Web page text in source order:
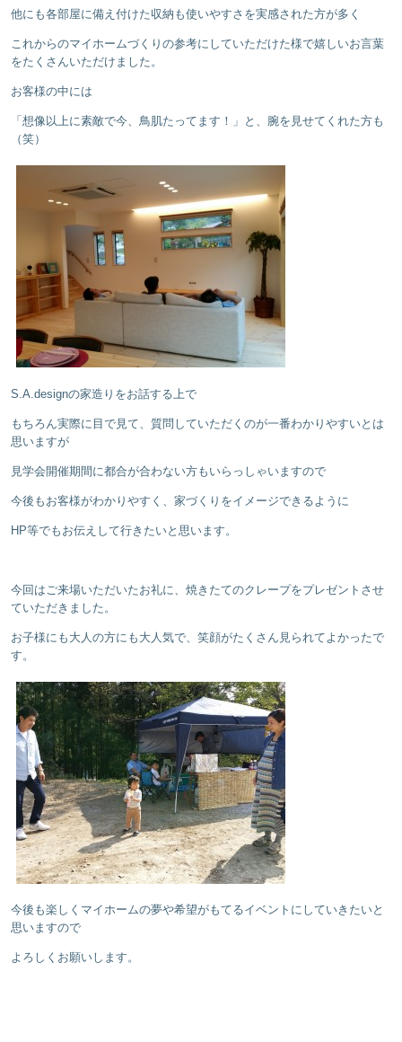
他にも各部屋に備え付けた収納も使いやすさを実感された方が多く
これからのマイホームづくりの参考にしていただけた様で嬉しいお言葉
をたくさんいただけました。
お客様の中には
「想像以上に素敵で今、鳥肌たってます！」と、腕を見せてくれた方も
（笑）
S.A.designの家造りをお話する上で
もちろん実際に目で見て、質問していただくのが一番わかりやすいとは
思いますが
見学会開催期間に都合が合わない方もいらっしゃいますので
今後もお客様がわかりやすく、家づくりをイメージできるように
HP等でもお伝えして行きたいと思います。
今回はご来場いただいたお礼に、焼きたてのクレープをプレゼントさせ
ていただきました。
お子様にも大人の方にも大人気で、笑顔がたくさん見られてよかったで
す。
今後も楽しくマイホームの夢や希望がもてるイベントにしていきたいと
思いますので
よろしくお願いします。